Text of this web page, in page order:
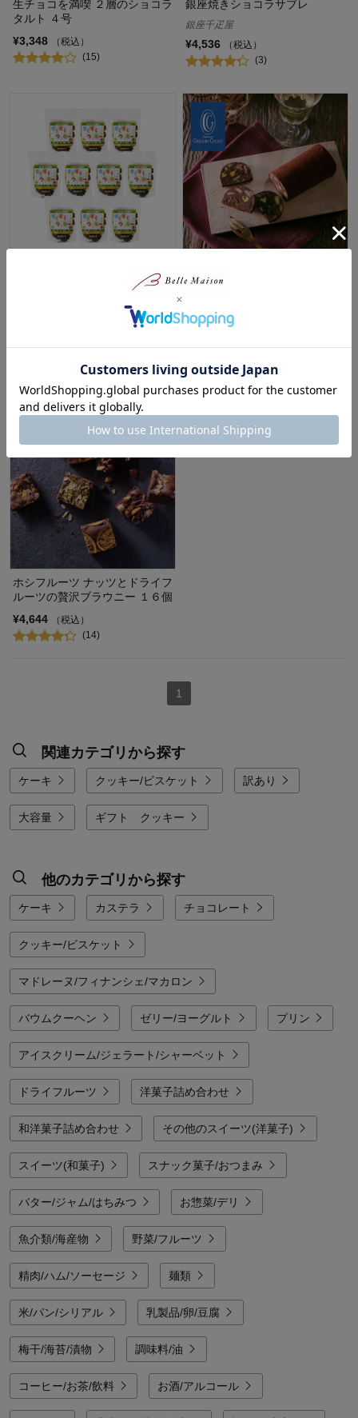
生チョコを満喫 ２層のショコラ
タルト ４号
¥3,348
（税込）
(15)
銀座焼きショコラサブレ
銀座千疋屋
¥4,536
（税込）
(3)
【食物アレルギー配慮】きびと
チョコレートでつくった すくす
（特定原材料7品目不使用）
(2)
ホシフルーツ ナッツとドライフ
ルーツの贅沢ブラウニー １６個
¥4,644
（税込）
(14)
1
関連カテゴリから探す
ケーキ クッキー/ビスケット 訳あり
大容量 ギフト クッキー
他のカテゴリから探す
ケーキ カステラ チョコレート
クッキー/ビスケット
マドレーヌ/フィナンシェ/マカロン
バウムクーヘン ゼリー/ヨーグルト プリン
アイスクリーム/ジェラート/シャーベット
ドライフルーツ 洋菓子詰め合わせ
和洋菓子詰め合わせ その他のスイーツ(洋菓子)
スイーツ(和菓子) スナック菓子/おつまみ
バター/ジャム/はちみつ お惣菜/デリ
魚介類/海産物 野菜/フルーツ
精肉/ハム/ソーセージ 麺類
米/パン/シリアル 乳製品/卵/豆腐
梅干/海苔/漬物 調味料/油
コーヒー/お茶/飲料 お酒/アルコール